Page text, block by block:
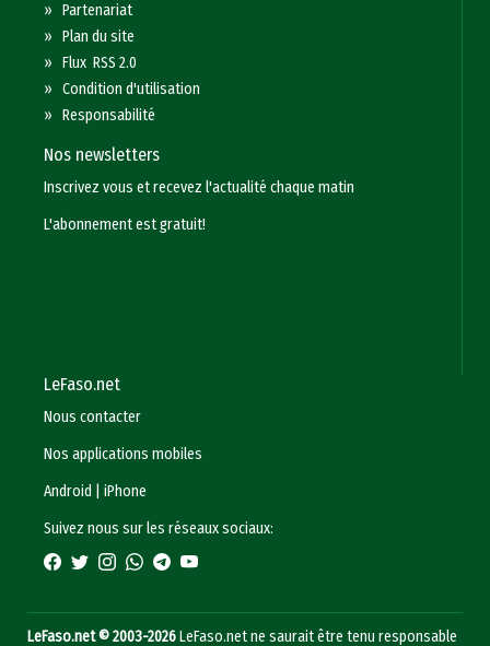
»Partenariat
»Plan du site
»Flux RSS 2.0
»Condition d'utilisation
»Responsabilité
Nos newsletters
Inscrivez vous et recevez l'actualité chaque matin
L'abonnement est gratuit!
LeFaso.net
Nous contacter
Nos applications mobiles
Android |iPhone
Suivez nous sur les réseaux sociaux:
LeFaso.net © 2003-2026LeFaso.net ne saurait être tenu responsable